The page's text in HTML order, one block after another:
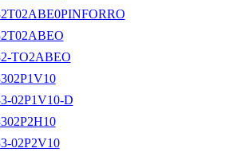
TO2ABEO
02P1V10-D
02P2V10